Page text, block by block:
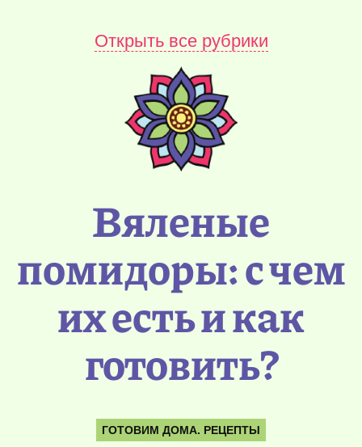
Открыть все рубрики
Вяленые
помидоры: с чем
их есть и как
готовить?
ГОТОВИМ ДОМА. РЕЦЕПТЫ